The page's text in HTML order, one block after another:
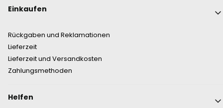
Fußzeilenmenü
Einkaufen
Rückgaben und Reklamationen
Lieferzeit
Lieferzeit und Versandkosten
Zahlungsmethoden
Helfen